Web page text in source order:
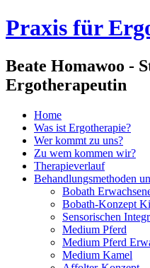
Praxis für
Beate Homawoo -
Ergotherapeutin
Home
Was ist Ergotherapie?
Wer kommt zu uns?
Zu wem kommen wir?
Therapieverlauf
Behandlungsmethoden
Bobath
Bobath-Konzept
Sensorischen
Medium Pferd
Medium Pferd
Medium Kamel